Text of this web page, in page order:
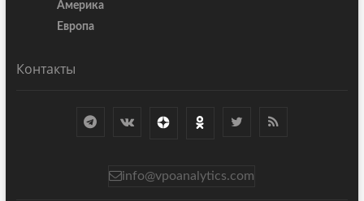
Америка
Европа
Контакты
info@vpoanalytics.com